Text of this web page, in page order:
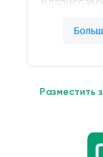
Разместить